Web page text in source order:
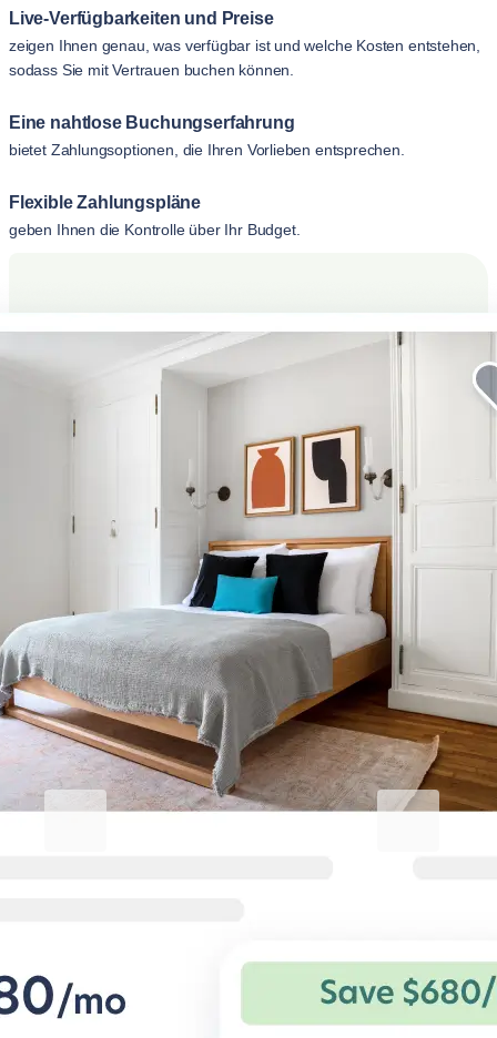
Live-Verfügbarkeiten und Preise
zeigen Ihnen genau, was verfügbar ist und welche Kosten entstehen,
sodass Sie mit Vertrauen buchen können.
Eine nahtlose Buchungserfahrung
bietet Zahlungsoptionen, die Ihren Vorlieben entsprechen.
Flexible Zahlungspläne
geben Ihnen die Kontrolle über Ihr Budget.
Machen Sie Ihren Aufenthalt in
Daechi-dong unvergesslich
Flexible Konditionen und komfortable
Wohnungen für Geschäftsreisende.
Große
Vorteile für